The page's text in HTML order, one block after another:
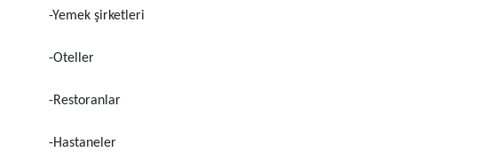
-Yemek şirketleri
-Oteller
-Restoranlar
-Hastaneler